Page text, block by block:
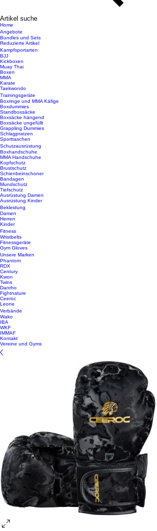
Artikel suche
Home
Angebote
Bundles und Sets
Reduzierte Artikel
Kampfsportarten
BJJ
Kickboxen
Muay Thai
Boxen
MMA
Karate
Taekwondo
Trainingsgeräte
Boxringe und MMA Käfige
Boxdummies
Standboxsäcke
Boxsäcke hängend
Boxsäcke ungefüllt
Grappling Dummies
Schlagpratzen
Sporttaschen
Schutzausrüstung
Boxhandschuhe
MMA Handschuhe
Kopfschutz
Brustschutz
Schienbeinschoner
Bandagen
Mundschutz
Tiefschutz
Ausrüstung Damen
Ausrüstung Kinder
Bekleidung
Damen
Herren
Kinder
Fitness
Wristbelts
Fitnessgeräte
Gym Gloves
Unsere Marken
Phantom
RDX
Century
Kwon
Twins
Danrho
Fightnature
Ceeroc
Leone
Verbände
Wako
IBA
WKF
IMMAF
Kontakt
Vereine und Gyms